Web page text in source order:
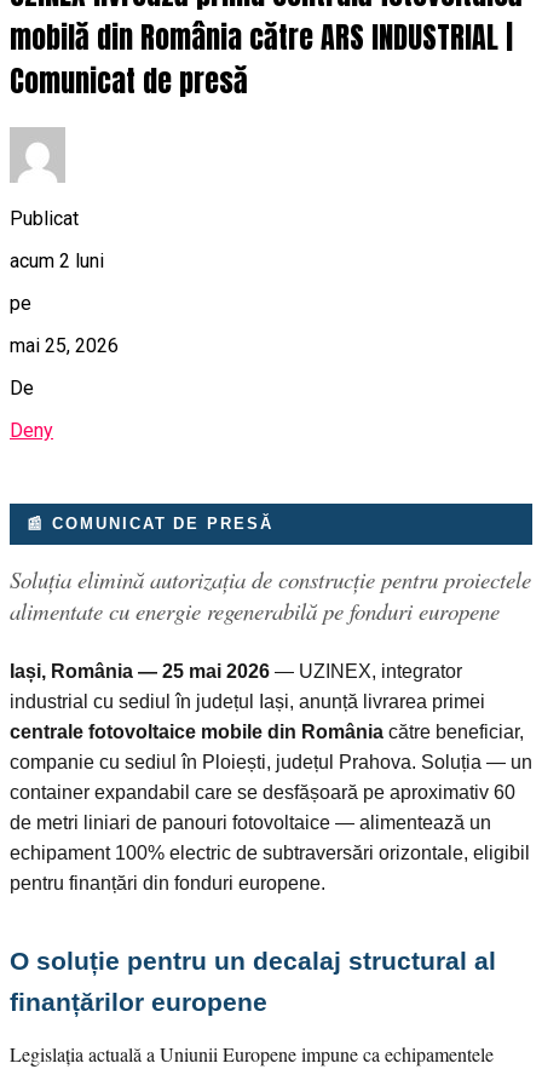
mobilă din România către ARS INDUSTRIAL |
Comunicat de presă
Publicat
acum 2 luni
pe
mai 25, 2026
De
Deny
📰 COMUNICAT DE PRESĂ
Soluția elimină autorizația de construcție pentru proiectele
alimentate cu energie regenerabilă pe fonduri europene
Iași, România — 25 mai 2026 — UZINEX, integrator
industrial cu sediul în județul Iași, anunță livrarea primei
centrale fotovoltaice mobile din România către beneficiar,
companie cu sediul în Ploiești, județul Prahova. Soluția — un
container expandabil care se desfășoară pe aproximativ 60
de metri liniari de panouri fotovoltaice — alimentează un
echipament 100% electric de subtraversări orizontale, eligibil
pentru finanțări din fonduri europene.
O soluție pentru un decalaj structural al
finanțărilor europene
Legislația actuală a Uniunii Europene impune ca echipamentele